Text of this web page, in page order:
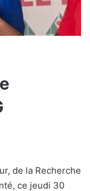
de la Recherche
ce jeudi 30